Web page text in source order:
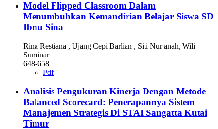
Model Flipped Classroom Dalam
Menumbuhkan Kemandirian Belajar Siswa SD
Ibnu Sina
Rina Restiana , Ujang Cepi Barlian , Siti Nurjanah, Wili
Suminar
648-658
Pdf
Analisis Pengukuran Kinerja Dengan Metode
Balanced Scorecard: Penerapannya Sistem
Manajemen Strategis Di STAI Sangatta Kutai
Timur